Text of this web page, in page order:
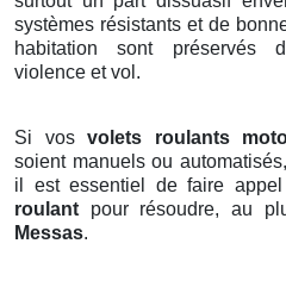
systèmes résistants et de
habitation sont préservés
violence et vol.
Si vosvolets roulants
soient manuels ou
il est essentiel de faire
roulantpour résoudre, au
Messas.